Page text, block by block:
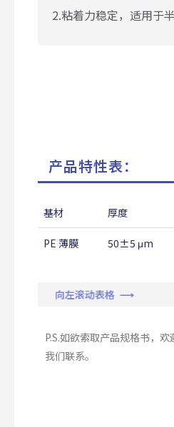
2.粘着力稳定，适用于
产品特性表：
基材 厚度
PE 薄膜 50±5 μm
向左滚动表格 ⟶
P.S.如欲索取产品规格书，欢
我们联系。